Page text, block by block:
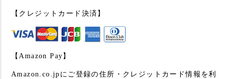
【クレジットカード決済】
【Amazon Pay】
Amazon.co.jpにご登録の住所・クレジットカード情報を利